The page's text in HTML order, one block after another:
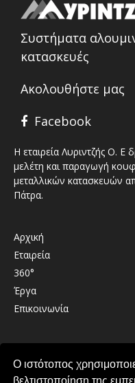
Ο ιστότοπος
βελτιστοποίηση της
Συστήματα
κατασκευές
Ακολουθήστε μας
Facebook
Η εταιρεία Λυριντζής Ο. Ε
μελέτη και παραγωγή
μεταλλικών κατασκευών
Πάτρα.
Αρχική
Εταιρεία
360°
Έργα
Επικοινωνία
2610 439489